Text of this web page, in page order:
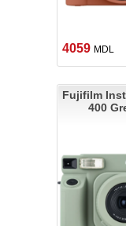
4059 MDL
Fujifilm
400